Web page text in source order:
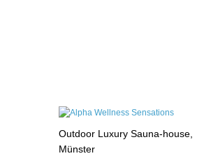
Outdoor Luxury Sauna-house,
Münster